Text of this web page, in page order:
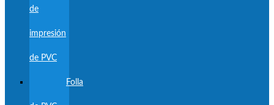
de
impresión
de PVC
Folla